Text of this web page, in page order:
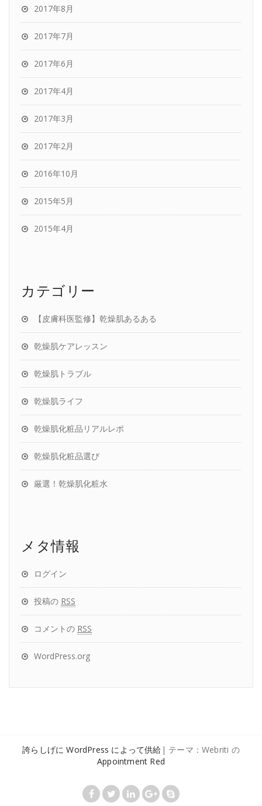
2017年8月
2017年7月
2017年6月
2017年4月
2017年3月
2017年2月
2016年10月
2015年5月
2015年4月
カテゴリー
【皮膚科医監修】乾燥肌あるある
乾燥肌ケアレッスン
乾燥肌トラブル
乾燥肌ライフ
乾燥肌化粧品リアルレポ
乾燥肌化粧品選び
厳選！乾燥肌化粧水
メタ情報
ログイン
投稿の RSS
コメントの RSS
WordPress.org
誇らしげに WordPress によって供給 | テーマ：Webriti の
Appointment Red